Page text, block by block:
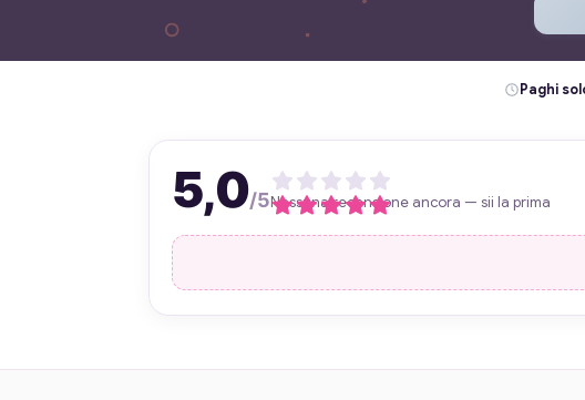
Paghi
5,0/5Nessuna recensione ancora — sii la prima